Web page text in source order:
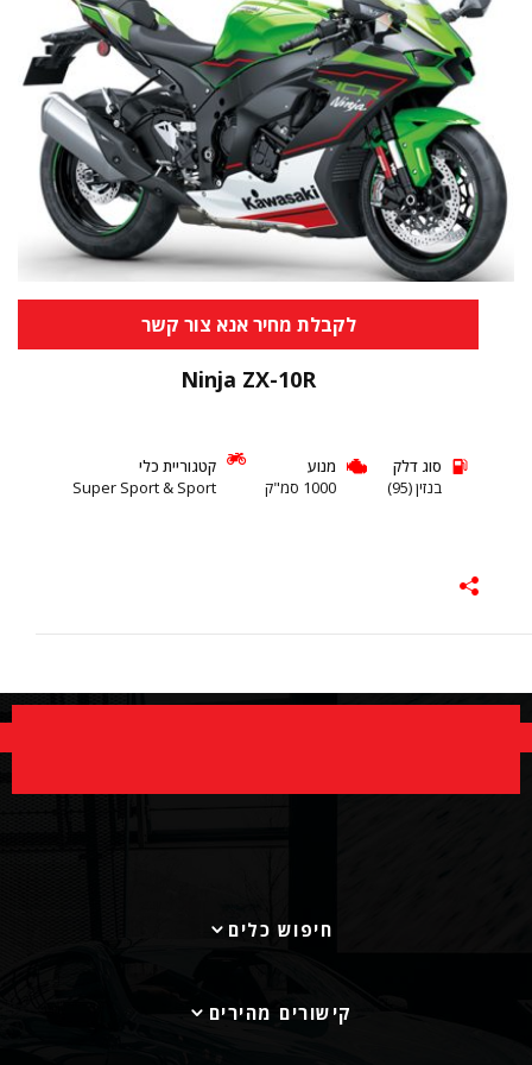
לקבלת מחיר אנא צור קשר
Ninja ZX-10R
סוג דלק
בנזין (95)
מנוע
1000 סמ"ק
קטגוריית כלי
Super Sport & Sport
חיפוש כלים
קישורים מהירים